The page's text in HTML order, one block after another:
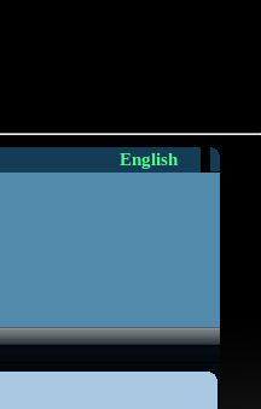
English